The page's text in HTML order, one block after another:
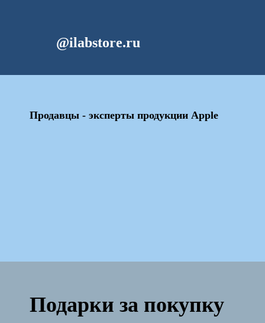
@ilabstore.ru
Продавцы - эксперты продукции Apple
Подарки за покупку